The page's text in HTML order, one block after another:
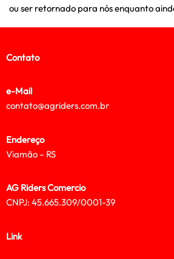
ou ser retornado para nós enquanto
Contato
e-Mail
contato@agriders.com.br
Endereço
Viamão – RS
AG Riders Comercio
CNPJ: 45.665.309/0001-39
Link